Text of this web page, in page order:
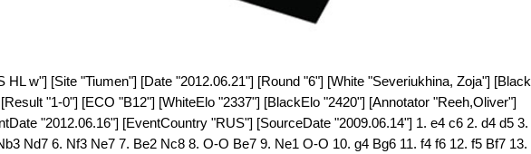
HL w"] [Site "Tiumen"] [Date "2012.06.21"] [Round "6"] [White "Severiukhina, Zoja"] [Black
"1-0"] [ECO "B12"] [WhiteElo "2337"] [BlackElo "2420"] [Annotator "Reeh,Oliver"]
"2012.06.16"] [EventCountry "RUS"] [SourceDate "2009.06.14"] 1. e4 c6 2. d4 d5 3.
Nd7 6. Nf3 Ne7 7. Be2 Nc8 8. O-O Be7 9. Ne1 O-O 10. g4 Bg6 11. f4 f6 12. f5 Bf7 13.